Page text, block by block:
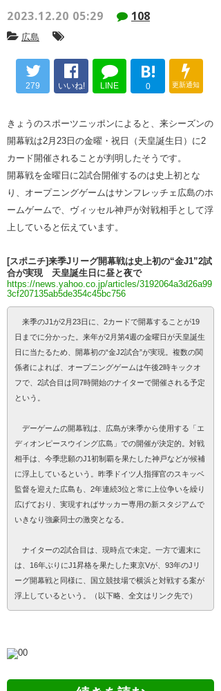
2023.12.20 05:29 108
広島
279 いいね! LINE
B!
0 更新通知
きょうのスポーツニッポンによると、来シーズンの
開幕戦は2月23日の金曜・祝日（天皇誕生日）に2
カード開催されることが判明したそうです。
開幕戦を金曜日に2試合開催するのは史上初とな
り、オープニングゲームはサンフレッチェ広島のホ
ームゲームで、ヴィッセル神戸が対戦相手として浮
上していると伝えています。
[スポニチ]来季Jリーグ開幕戦は史上初の“金J1”2試
合が実現 天皇誕生日に昼と夜で
https://news.yahoo.co.jp/articles/3192064a3d26a99
3cf207135ab5de354c45bc756
来季のJ1が2月23日に、2カードで開幕することが19
日までに分かった。来年が2月第4週の金曜日が天皇誕生
日に当たるため、開幕初の“金J2試合”が実現。複数の関
係者によれば、オープニングゲームは午後2時キックオ
フで、2試合目は同7時開始のナイターで開催される予定
という。
デーゲームの開幕戦は、広島が来季から使用する「エ
ディオンピースウイング広島」での開催が決定的。対戦
相手は、今季悲願のJ1初制覇を果たした神戸などが候補
に浮上しているという。昨季ドイツ人指揮官のスキッベ
監督を迎えた広島も、2年連続3位と常に上位争いを繰り
広げており、実現すればサッカー専用の新スタジアムで
いきなり強豪同士の激突となる。
ナイターの2試合目は、現時点で未定。一方で週末に
は、16年ぶりにJ1昇格を果たした東京Vが、93年のJリ
ーグ開幕戦と同様に、国立競技場で横浜と対戦する案が
浮上しているという。（以下略、全文はリンク先で）